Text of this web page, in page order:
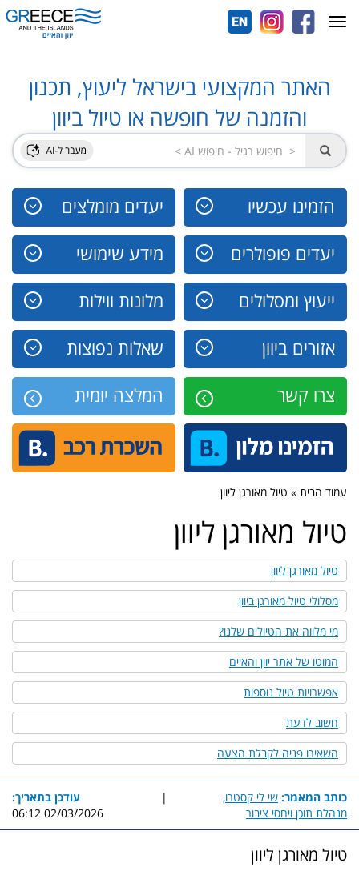
האתר המקצועי בישראל ליעוץ, תכנון
והזמנה של חופשה או טיול ביוון
הזמינו עכשיו יעדים מומלצים
יעדים פופולרים מידע שימושי
ייעוץ ומסלולים מלונות ווילות
אזורים ביוון שאלות נפוצות
צרו קשר המלצה יומית
Toggle
navigation
עמוד הבית » טיול מאורגן ליוון
טיול מאורגן ליוון
טיול מאורגן ליוון
מסלולי טיול מאורגן ביוון
מי מלווה את הטיולים שלנו?
המוטו של אתר יוון והאיים
אפשרויות טיול נוספות
חשוב לדעת
השאירו פניה לקבלת הצעה
כותב המאמר: שי לי קסטרו,
מנהלת תוכן ויחסי ציבור
|
עודכן בתאריך:
02/03/2026 06:12
טיול מאורגן ליוון